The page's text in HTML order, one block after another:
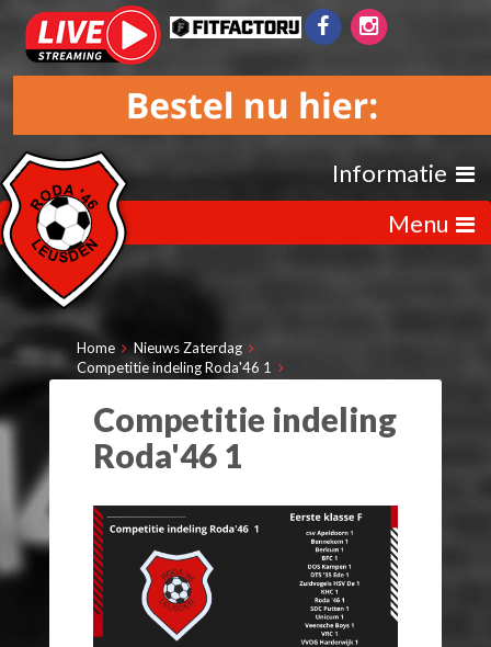
Informatie
Menu
Home
Nieuws Zaterdag
Competitie indeling Roda'46 1
Competitie indeling
Roda'46 1